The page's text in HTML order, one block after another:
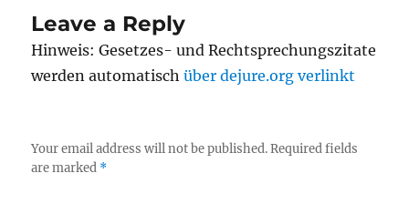
Leave a Reply
Hinweis: Gesetzes- und Rechtsprechungszitate
werden automatischüber dejure.org verlinkt
Your email address will not be published. Required fields
are marked *